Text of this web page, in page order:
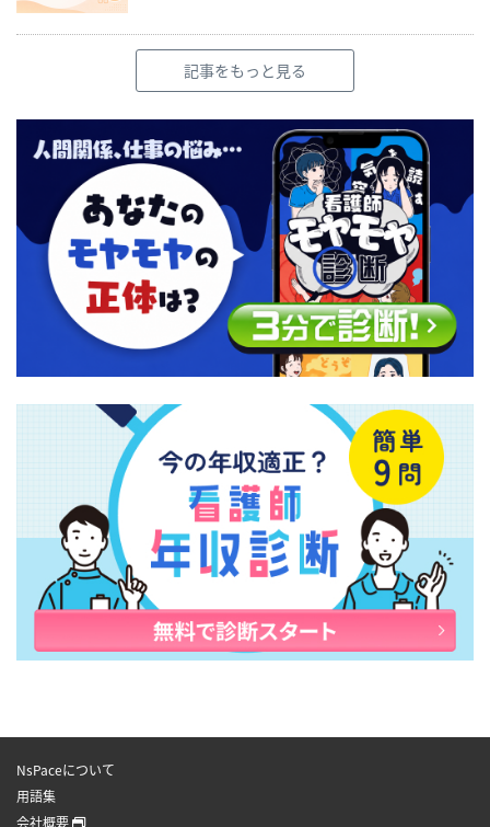
記事をもっと見る
NsPaceについて
用語集
会社概要